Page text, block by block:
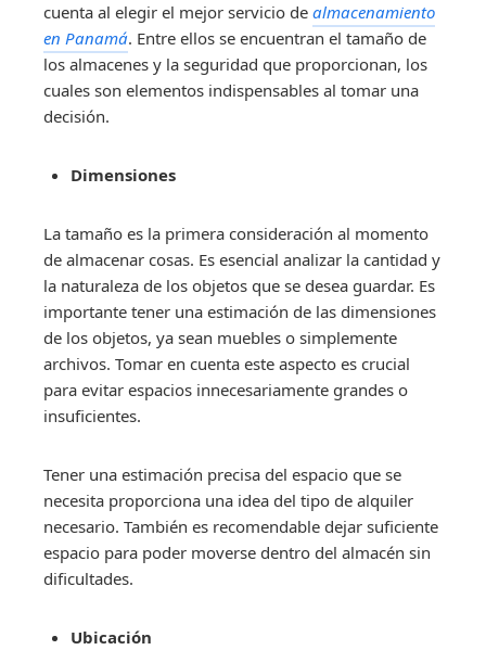
cuenta al elegir el mejor servicio de almacenamiento
en Panamá. Entre ellos se encuentran el tamaño de
los almacenes y la seguridad que proporcionan, los
cuales son elementos indispensables al tomar una
decisión.
Dimensiones
La tamaño es la primera consideración al momento
de almacenar cosas. Es esencial analizar la cantidad y
la naturaleza de los objetos que se desea guardar. Es
importante tener una estimación de las dimensiones
de los objetos, ya sean muebles o simplemente
archivos. Tomar en cuenta este aspecto es crucial
para evitar espacios innecesariamente grandes o
insuficientes.
Tener una estimación precisa del espacio que se
necesita proporciona una idea del tipo de alquiler
necesario. También es recomendable dejar suficiente
espacio para poder moverse dentro del almacén sin
dificultades.
Ubicación